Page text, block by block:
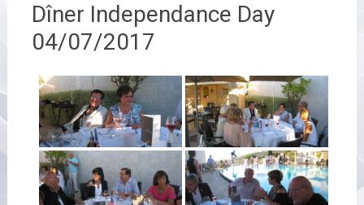
Dîner Independance Day
04/07/2017